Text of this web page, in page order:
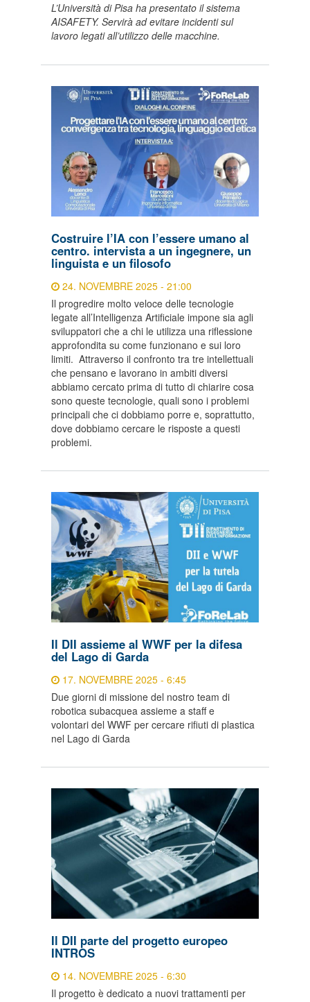
L’Università di Pisa ha presentato il sistema
AISAFETY. Servirà ad evitare incidenti sul
lavoro legati all’utilizzo delle macchine.
Costruire l’IA con l’essere umano al
centro. intervista a un ingegnere, un
linguista e un filosofo
24. NOVEMBRE 2025 - 21:00
Il progredire molto veloce delle tecnologie
legate all’Intelligenza Artificiale impone sia agli
sviluppatori che a chi le utilizza una riflessione
approfondita su come funzionano e sui loro
limiti. Attraverso il confronto tra tre intellettuali
che pensano e lavorano in ambiti diversi
abbiamo cercato prima di tutto di chiarire cosa
sono queste tecnologie, quali sono i problemi
principali che ci dobbiamo porre e, soprattutto,
dove dobbiamo cercare le risposte a questi
problemi.
Il DII assieme al WWF per la difesa
del Lago di Garda
17. NOVEMBRE 2025 - 6:45
Due giorni di missione del nostro team di
robotica subacquea assieme a staff e
volontari del WWF per cercare rifiuti di plastica
nel Lago di Garda
Il DII parte del progetto europeo
INTROS
14. NOVEMBRE 2025 - 6:30
Il progetto è dedicato a nuovi trattamenti per